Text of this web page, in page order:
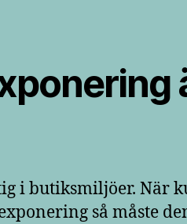
i butiksmiljöer. När
så måste